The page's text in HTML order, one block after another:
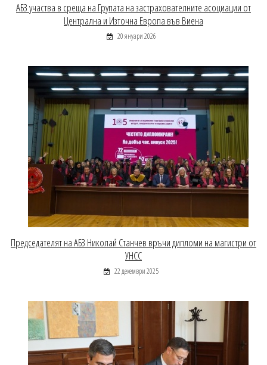
АБЗ участва в среща на Групата на застрахователните асоциации от
Централна и Източна Европа във Виена
20 януари 2026
Председателят на АБЗ Николай Станчев връчи дипломи на магистри от
УНСС
22 декември 2025